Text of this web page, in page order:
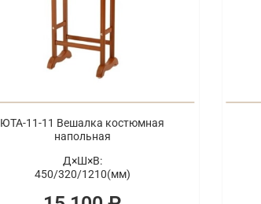
ЮТА-11-11 Вешалка костюмная
напольная
Д×Ш×В:
450/320/1210(мм)